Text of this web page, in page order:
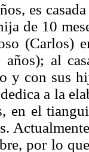
es
de 10
(Carlos)
años); al
y con sus
dedica a la
en el
por lo